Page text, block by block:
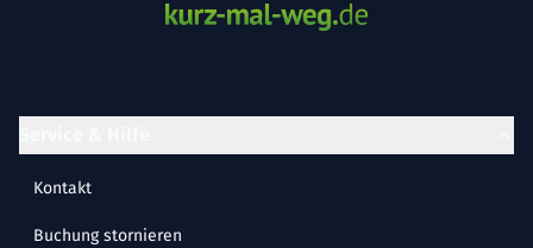
Kontakt
Buchung stornieren